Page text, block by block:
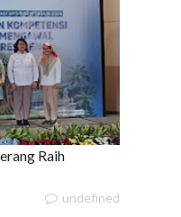
Raih
undefined